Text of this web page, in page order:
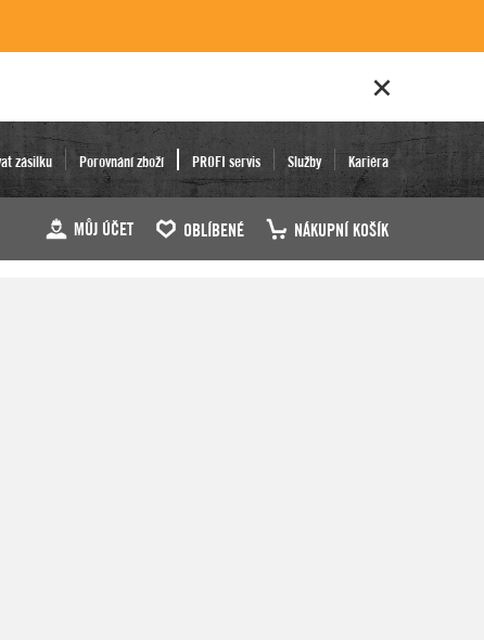
zásilku Porovnání zboží PROFI servis Služby Kariéra
MŮJ ÚČET OBLÍBENÉ NÁKUPNÍ KOŠÍK